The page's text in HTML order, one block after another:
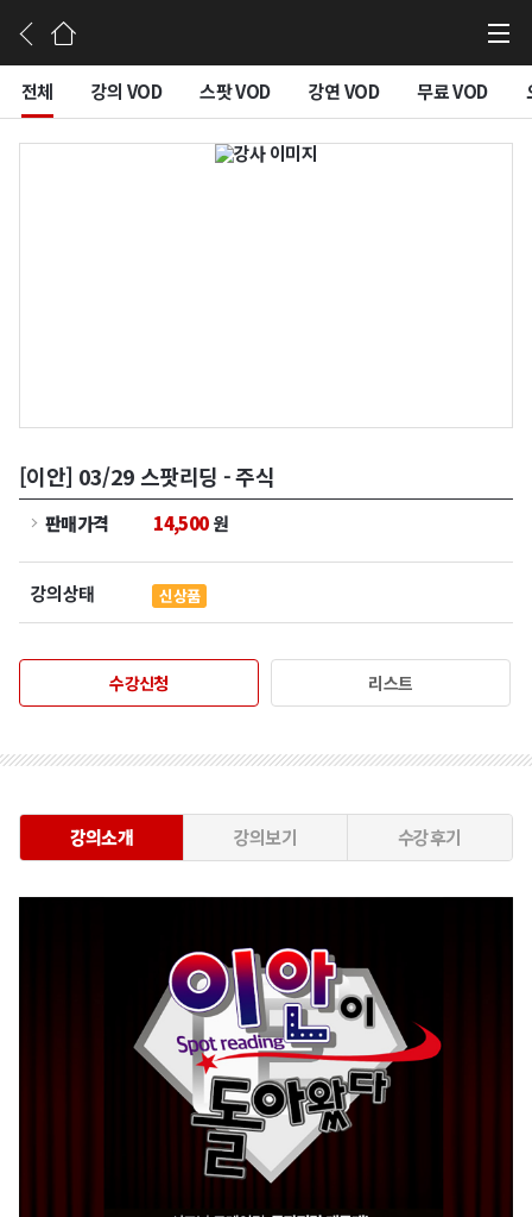
전체 강의 VOD 스팟 VOD 강연 VOD 무료 VOD
[이안] 03/29 스팟리딩 - 주식
판매가격 14,500원
강의상태 신상품
수강신청 리스트
강의소개 강의보기 수강후기